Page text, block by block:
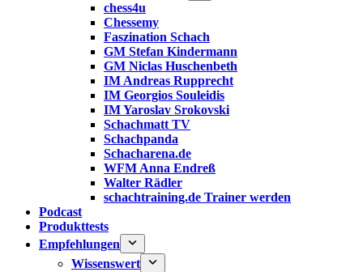
chess4u
Chessemy
Faszination Schach
GM Stefan Kindermann
GM Niclas Huschenbeth
IM Andreas Rupprecht
IM Georgios Souleidis
IM Yaroslav Srokovski
Schachmatt TV
Schachpanda
Schacharena.de
WFM Anna Endreß
Walter Rädler
schachtraining.de Trainer werden
Podcast
Produkttests
Empfehlungen
Wissenswert